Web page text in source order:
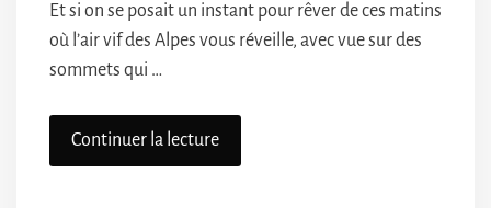
Et si on se posait un instant pour rêver de ces matins
où l’air vif des Alpes vous réveille, avec vue sur des
sommets qui …
Continuer la lecture